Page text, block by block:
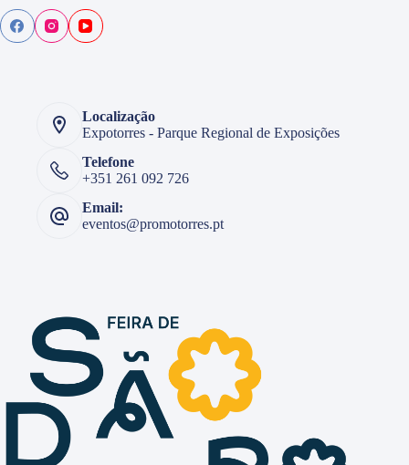
Localização
Expotorres - Parque Regional de Exposições
Telefone
+351 261 092 726
Email:
eventos@promotorres.pt